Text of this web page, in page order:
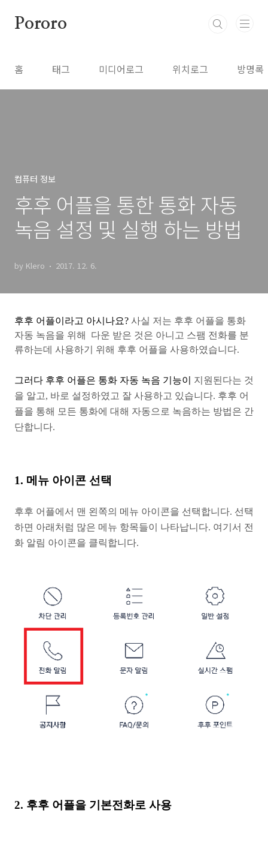
Pororo
홈 태그 미디어로그 위치로그 방명록
컴퓨터 정보
후후 어플을 통한 통화 자동
녹음 설정 및 실행 하는 방법
by Klero 2017. 12. 6.
후후 어플이라고 아시나요? 사실 저는 후후 어플을 통화
자동 녹음을 위해 다운 받은 것은 아니고 스팸 전화를 분
류하는데 사용하기 위해 후후 어플을 사용하였습니다.
그러다 후후 어플은 통화 자동 녹음 기능이 지원된다는 것
을 알고, 바로 설정하였고 잘 사용하고 있습니다. 후후 어
플을 통해 모든 통화에 대해 자동으로 녹음하는 방법은 간
단합니다.
1. 메뉴 아이콘 선택
후후 어플에서 맨 왼쪽의 메뉴 아이콘을 선택합니다. 선택
하면 아래처럼 많은 메뉴 항목들이 나타납니다. 여기서 전
화 알림 아이콘을 클릭합니다.
2. 후후 어플을 기본전화로 사용